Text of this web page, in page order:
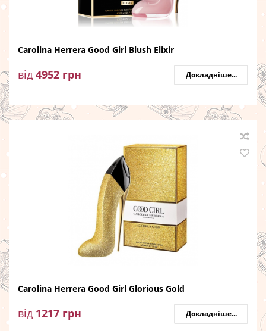
Carolina Herrera Good Girl Blush Elixir
від 4952 грн Докладніше...
Carolina Herrera Good Girl Glorious Gold
від 1217 грн Докладніше...